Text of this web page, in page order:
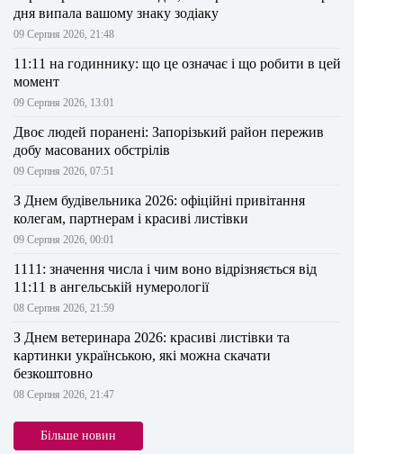
дня випала вашому знаку зодіаку
09 Серпня 2026, 21:48
11:11 на годиннику: що це означає і що робити в цей
момент
09 Серпня 2026, 13:01
Двоє людей поранені: Запорізький район пережив
добу масованих обстрілів
09 Серпня 2026, 07:51
З Днем будівельника 2026: офіційні привітання
колегам, партнерам і красиві листівки
09 Серпня 2026, 00:01
1111: значення числа і чим воно відрізняється від
11:11 в ангельській нумерології
08 Серпня 2026, 21:59
З Днем ветеринара 2026: красиві листівки та
картинки українською, які можна скачати
безкоштовно
08 Серпня 2026, 21:47
Більше новин